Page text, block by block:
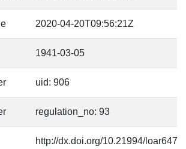
2020-04-20T09:56:21Z
1941-03-05
uid: 906
regulation_no: 93
http://dx.doi.org/10.21994/loar6475